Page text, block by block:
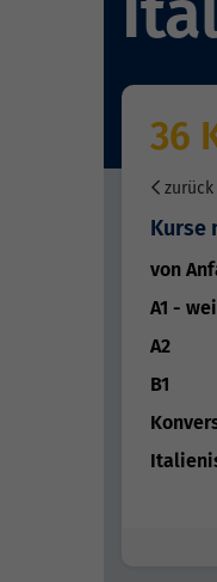
36
Kurse
von
A1 -
A2
B1